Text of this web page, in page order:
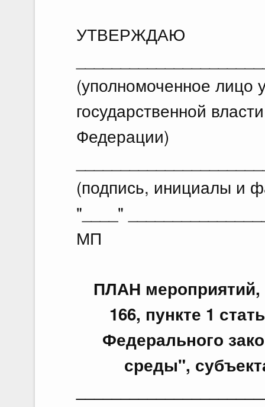
УТВЕРЖДАЮ
(уполномоченное лицо
государственной
Федерации)
(подпись, инициалы и
"____"
МП
ПЛАН мероприятий,
166, пункте 1
Федерального
среды",